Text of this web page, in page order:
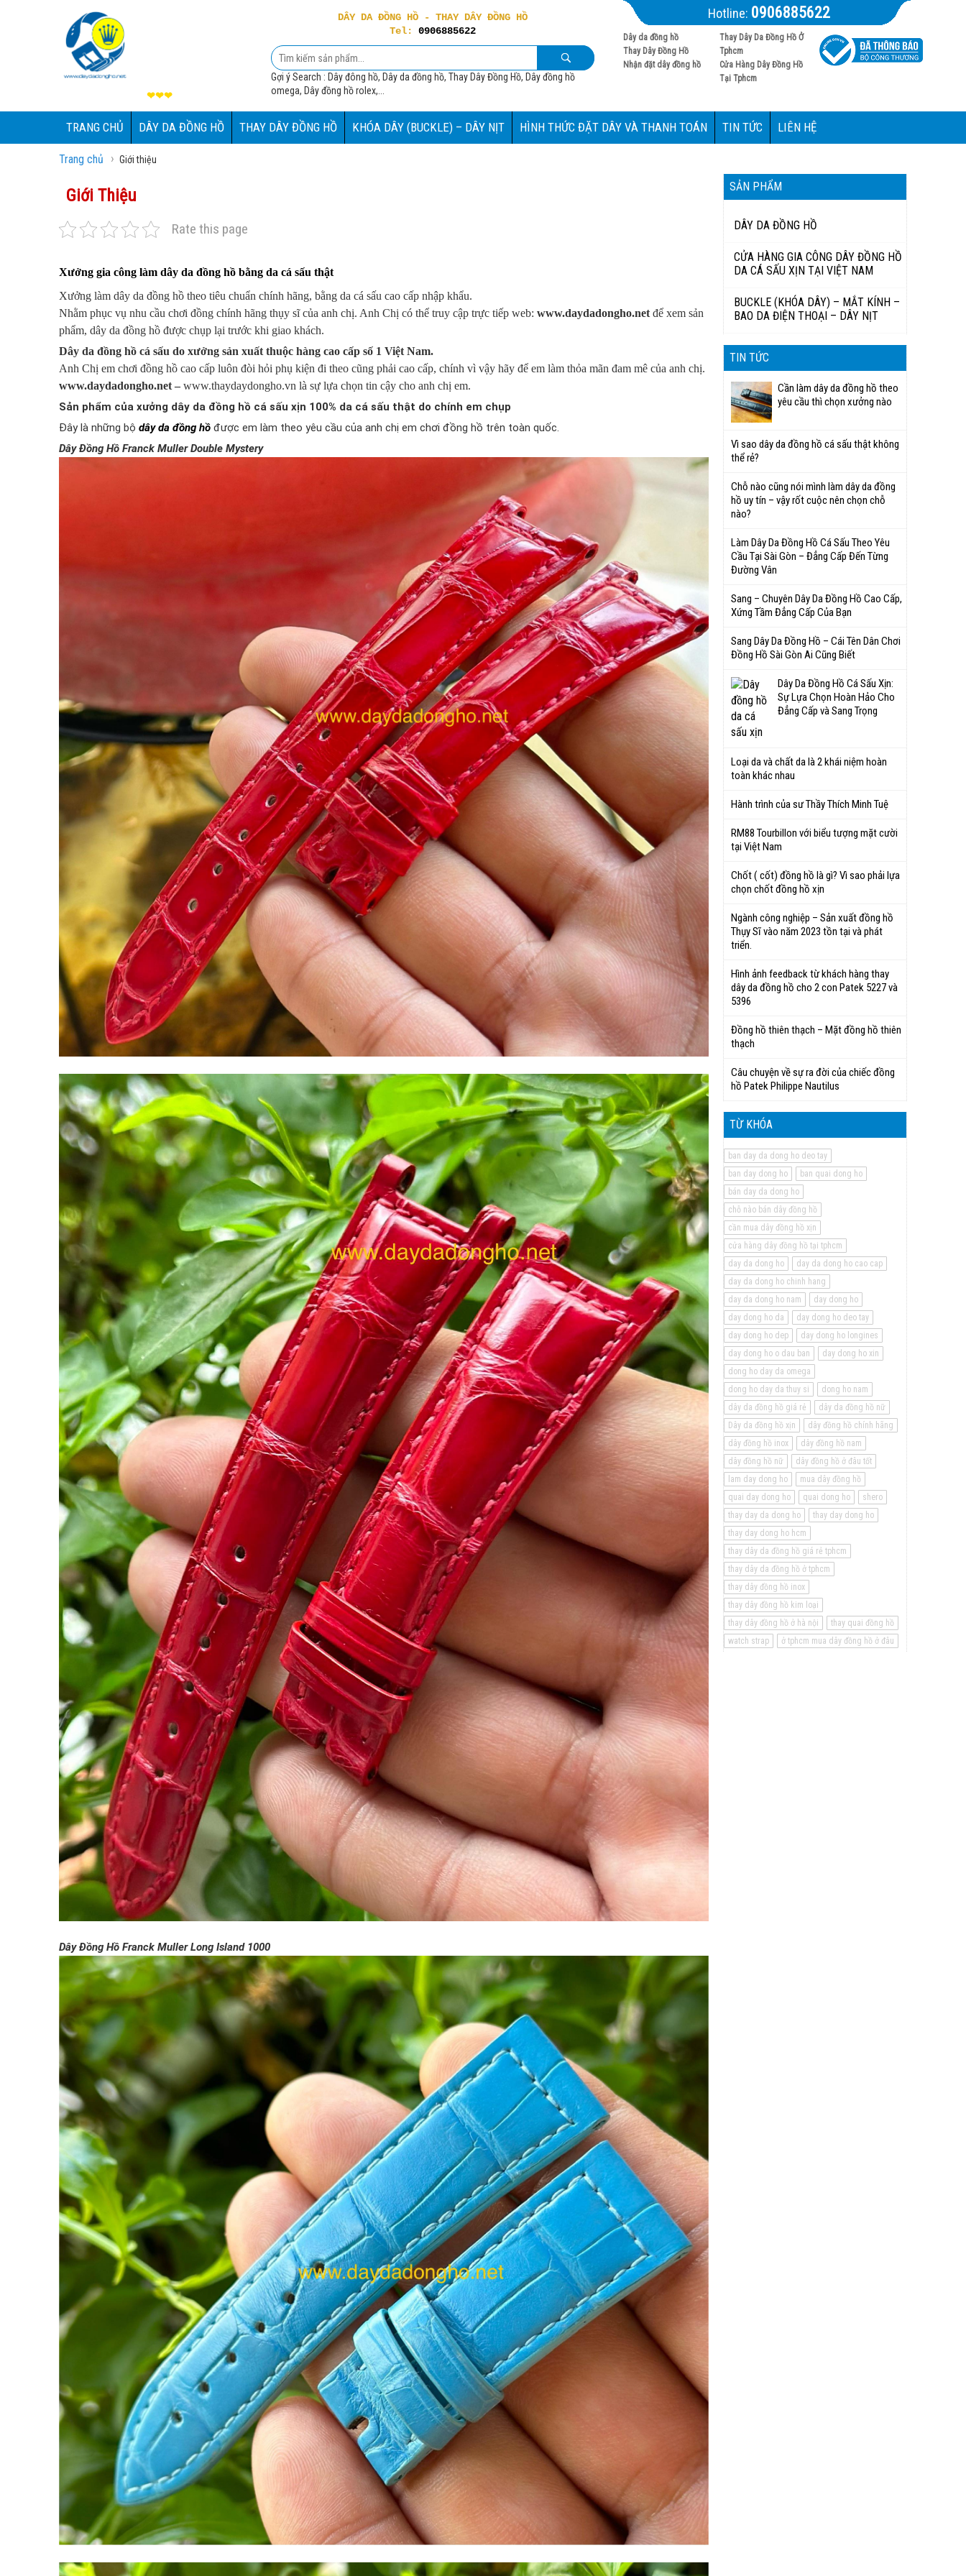
❤❤❤
DÂY DA ĐỒNG HỒ - THAY DÂY ĐỒNG HỒ
Tel: 0906885622
Gợi ý Search : Dây đông hồ, Dây da đồng hồ, Thay Dây Đồng Hồ, Dây đồng hồ
omega, Dây đồng hồ rolex,...
Hotline: 0906885622
Dây da đồng hồ
Thay Dây Đồng Hồ
Nhận đặt dây đồng hồ
Thay Dây Da Đồng Hồ Ở
Tphcm
Cửa Hàng Dây Đồng Hồ
Tại Tphcm
TRANG CHỦ DÂY DA ĐỒNG HỒ THAY DÂY ĐỒNG HỒ KHÓA DÂY (BUCKLE) – DÂY NỊT HÌNH THỨC ĐẶT DÂY VÀ THANH TOÁN TIN TỨC LIÊN HỆ
Trang chủ › Giới thiệu
Giới Thiệu
Rate this page
Xưởng gia công làm dây da đồng hồ bằng da cá sấu thật
Xưởng làm dây da đồng hồ theo tiêu chuẩn chính hãng, bằng da cá sấu cao cấp nhập khẩu.
Nhằm phục vụ nhu cầu chơi đồng chính hãng thụy sĩ của anh chị. Anh Chị có thể truy cập trực tiếp web: www.daydadongho.net để xem sản
phẩm, dây da đồng hồ được chụp lại trước khi giao khách.
Dây da đồng hồ cá sấu do xưởng sản xuất thuộc hàng cao cấp số 1 Việt Nam.
Anh Chị em chơi đồng hồ cao cấp luôn đòi hỏi phụ kiện đi theo cũng phải cao cấp, chính vì vậy hãy để em làm thỏa mãn đam mê của anh chị.
www.daydadongho.net – www.thaydaydongho.vn là sự lựa chọn tin cậy cho anh chị em.
Sản phẩm của xưởng dây da đồng hồ cá sấu xịn 100% da cá sấu thật do chính em chụp
Đây là những bộ dây da đồng hồ được em làm theo yêu cầu của anh chị em chơi đồng hồ trên toàn quốc.
Dây Đồng Hồ Franck Muller Double Mystery
Dây Đồng Hồ Franck Muller Long Island 1000
SẢN PHẨM
DÂY DA ĐỒNG HỒ
CỬA HÀNG GIA CÔNG DÂY ĐỒNG HỒ
DA CÁ SẤU XỊN TẠI VIỆT NAM
BUCKLE (KHÓA DÂY) – MẮT KÍNH –
BAO DA ĐIỆN THOẠI – DÂY NỊT
TIN TỨC
Cần làm dây da đồng hồ theo
yêu cầu thì chọn xưởng nào
Vì sao dây da đồng hồ cá sấu thật không
thể rẻ?
Chỗ nào cũng nói mình làm dây da đồng
hồ uy tín – vậy rốt cuộc nên chọn chỗ
nào?
Làm Dây Da Đồng Hồ Cá Sấu Theo Yêu
Cầu Tại Sài Gòn – Đẳng Cấp Đến Từng
Đường Vân
Sang – Chuyên Dây Da Đồng Hồ Cao Cấp,
Xứng Tầm Đẳng Cấp Của Bạn
Sang Dây Da Đồng Hồ – Cái Tên Dân Chơi
Đồng Hồ Sài Gòn Ai Cũng Biết
Dây Da Đồng Hồ Cá Sấu Xịn:
Sự Lựa Chọn Hoàn Hảo Cho
Đẳng Cấp và Sang Trọng
Loại da và chất da là 2 khái niệm hoàn
toàn khác nhau
Hành trình của sư Thầy Thích Minh Tuệ
RM88 Tourbillon với biểu tượng mặt cười
tại Việt Nam
Chốt ( cốt) đồng hồ là gì? Vì sao phải lựa
chọn chốt đồng hồ xịn
Ngành công nghiệp – Sản xuất đồng hồ
Thụy Sĩ vào năm 2023 tồn tại và phát
triển.
Hình ảnh feedback từ khách hàng thay
dây da đồng hồ cho 2 con Patek 5227 và
5396
Đồng hồ thiên thạch – Mặt đồng hồ thiên
thạch
Câu chuyện về sự ra đời của chiếc đồng
hồ Patek Philippe Nautilus
TỪ KHÓA
ban day da dong ho deo tay
ban day dong ho
ban quai dong ho
bán day da dong ho
chỗ nào bán dây đồng hồ
cần mua dây đồng hồ xịn
cửa hàng dây đồng hồ tại tphcm
day da dong ho
day da dong ho cao cap
day da dong ho chinh hang
day da dong ho nam
day dong ho
day dong ho da
day dong ho deo tay
day dong ho dep
day dong ho longines
day dong ho o dau ban
day dong ho xin
dong ho day da omega
dong ho day da thuy si
dong ho nam
dây da đồng hồ giá rẻ
dây da đồng hồ nữ
Dây da đồng hồ xịn
dây đồng hồ chính hãng
dây đồng hồ inox
dây đồng hồ nam
dây đồng hồ nữ
dây đồng hồ ở đâu tốt
lam day dong ho
mua dây đồng hồ
quai day dong ho
quai dong ho
shero
thay day da dong ho
thay day dong ho
thay day dong ho hcm
thay dây da đồng hồ giá rẻ tphcm
thay dây da đồng hồ ở tphcm
thay dây đồng hồ inox
thay dây đồng hồ kim loại
thay dây đồng hồ ở hà nội
thay quai đồng hồ
watch strap
ở tphcm mua dây đồng hồ ở đâu